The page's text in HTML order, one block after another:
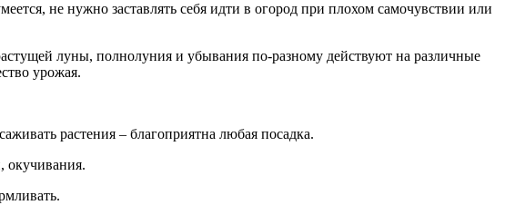
не нужно заставлять себя идти в огород при плохом самочувствии или
луны, полнолуния и убывания по-разному действуют на различные
урожая.
растения – благоприятна любая посадка.
окучивания.